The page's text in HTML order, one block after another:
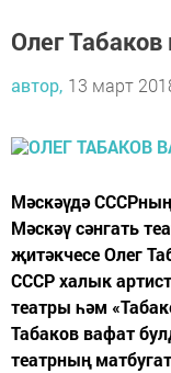
Олег
автор, 13 март
Мәскәүдә
Мәскәү сәнгать
җитәкчесе Олег
СССР халык
театры һәм
Табаков вафат
театрның